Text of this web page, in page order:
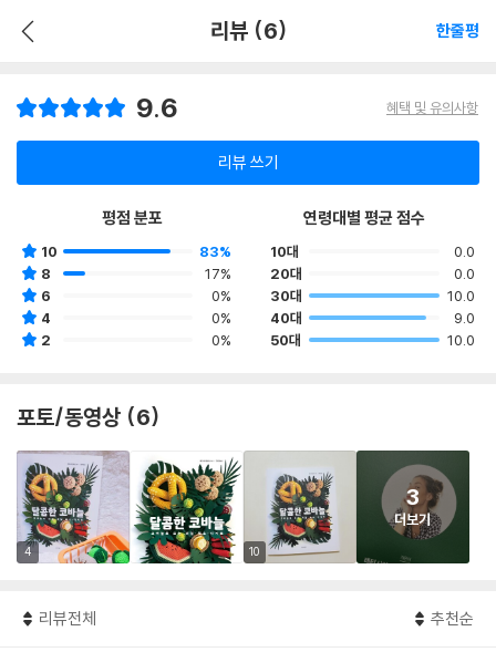
리뷰 (6) 한줄평
9.6 혜택 및 유의사항
리뷰 쓰기
평점 분포
10
83%
8
17%
6
0%
4
0%
2
0%
연령대별 평균 점수
10대
0.0
20대
0.0
30대
10.0
40대
9.0
50대
10.0
포토/동영상 (6)
4 10
3
더보기
리뷰전체 추천순